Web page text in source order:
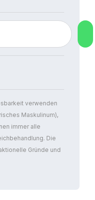
verwenden
Maskulinum),
immer alle
Die
Gründe und